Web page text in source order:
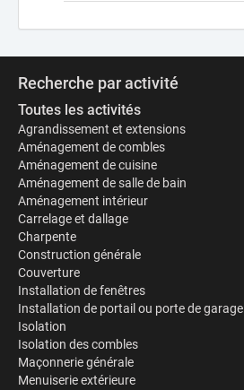
Recherche par activité
Toutes les activités
Agrandissement et extensions
Aménagement de combles
Aménagement de cuisine
Aménagement de salle de bain
Aménagement intérieur
Carrelage et dallage
Charpente
Construction générale
Couverture
Installation de fenêtres
Installation de portail ou porte de garage
Isolation
Isolation des combles
Maçonnerie générale
Menuiserie extérieure